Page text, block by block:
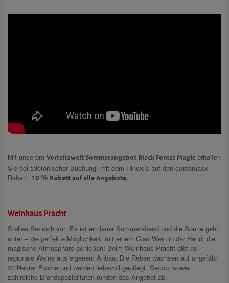
Mit unserem Vorteilswelt Sommerangebot Black Forest Magic erhalten
Sie bei telefonischer Buchung, mit dem Hinweis auf den contomaxx-
Rabatt, 10 % Rabatt auf alle Angebote.
Weinhaus Pracht
Stellen Sie sich vor: Es ist ein lauer Sommerabend und die Sonne geht
unter – die perfekte Möglichkeit, mit einem Glas Wein in der Hand, die
magische Atmosphäre genießen! Beim Weinhaus Pracht gibt es
regionale Weine aus eigenem Anbau. Die Reben wachsen auf ungefähr
20 Hektar Fläche und werden liebevoll gepflegt. Secco, sowie
zahlreiche Brandspezialitäten runden das Angebot ab.